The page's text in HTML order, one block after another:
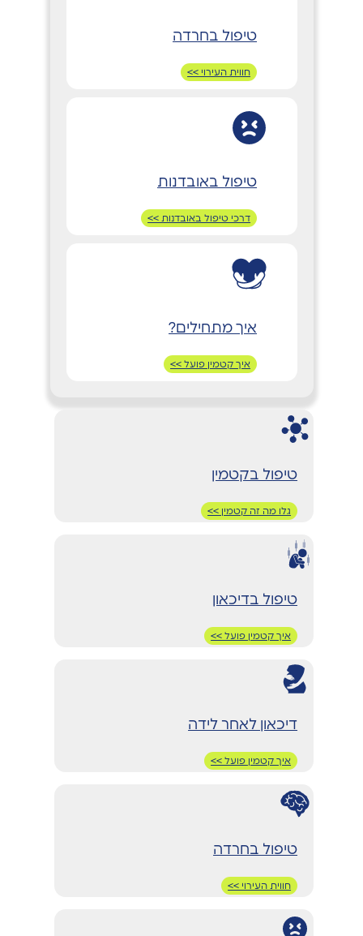
טיפול בחרדה
חווית העירוי >>
טיפול באובדנות
דרכי טיפול באובדנות >>
איך מתחילים?
איך קטמין פועל >>
טיפול בקטמין
גלו מה זה קטמין >>
טיפול בדיכאון
איך קטמין פועל >>
דיכאון לאחר לידה
איך קטמין פועל >>
טיפול בחרדה
חווית העירוי >>